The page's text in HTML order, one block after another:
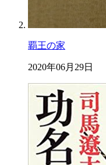
覇王の家
2020年06月29日